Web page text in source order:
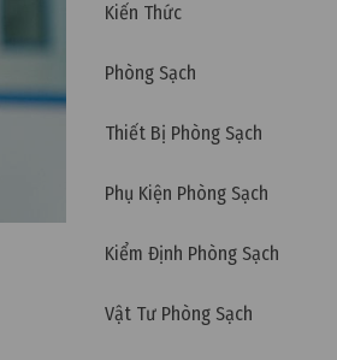
Kiến Thức
Phòng Sạch
Thiết Bị Phòng Sạch
Phụ Kiện Phòng Sạch
Kiểm Định Phòng Sạch
Vật Tư Phòng Sạch